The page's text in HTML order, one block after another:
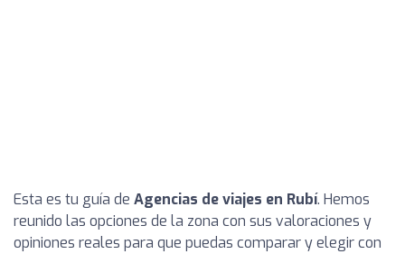
Esta es tu guía de Agencias de viajes en Rubí. Hemos
reunido las opciones de la zona con sus valoraciones y
opiniones reales para que puedas comparar y elegir con